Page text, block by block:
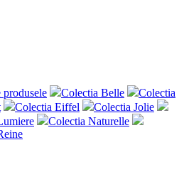
produsele
Colectia Belle
Colectia
Colectia Eiffel
Colectia Jolie
Colectia Naturelle